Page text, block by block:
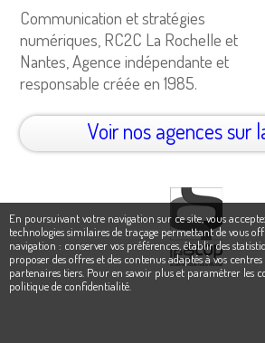
Communication et stratégies
numériques, RC2C La Rochelle et
Nantes, Agence indépendante et
responsable créée en 1985.
Voir nos agences sur
En poursuivant votre navigation sur ce site, vous
technologies similaires de traçage permettant de vous
navigation : conserver vos préférences, établir des
proposer des offres et des contenus adaptés à vos
partenaires tiers. Pour en savoir plus et paramétrer les
politique de confidentialité